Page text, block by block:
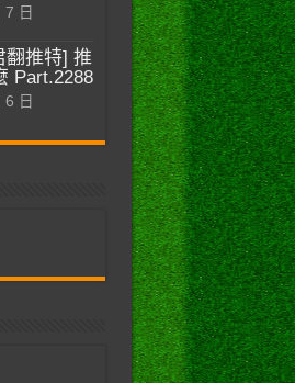
7 日
翻推特] 推
Part.2288
6 日